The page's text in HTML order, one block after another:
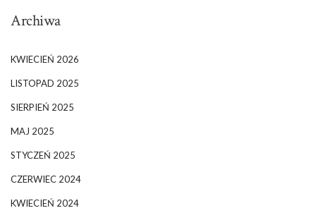
Archiwa
KWIECIEŃ 2026
LISTOPAD 2025
SIERPIEŃ 2025
MAJ 2025
STYCZEŃ 2025
CZERWIEC 2024
KWIECIEŃ 2024